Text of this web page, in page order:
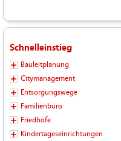
Schnelleinstieg
Bauleitplanung
Citymanagement
Entsorgungswege
Familienbüro
Friedhöfe
Kindertageseinrichtungen